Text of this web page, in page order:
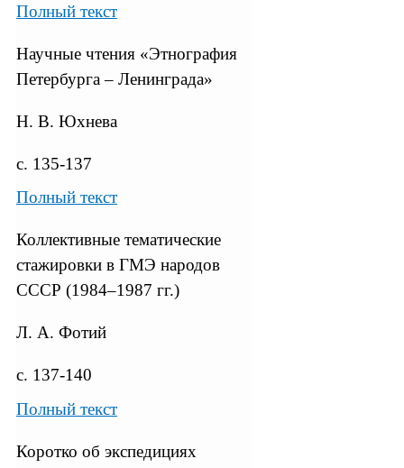
Полный текст
Научные чтения «Этнография
Петербурга – Ленинграда»
Н. В. Юхнева
с. 135-137
Полный текст
Коллективные тематические
стажировки в ГМЭ народов
СССР (1984–1987 гг.)
Л. А. Фотий
с. 137-140
Полный текст
Коротко об экспедициях